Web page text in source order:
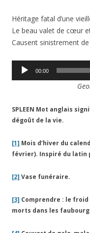
Héritage fatal d’une
Le beau valet de cœur
Causent sinistrement
Lecteur
00:00
SPLEEN Mot anglais
dégoût de la vie.
[1] Mois d’hiver du
février). Inspiré du latin
[2] Vase funéraire.
[3] Comprendre : le
morts dans les